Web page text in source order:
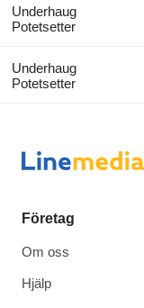
Underhaug
Potetsetter
Underhaug
Potetsetter
Företag
Om oss
Hjälp